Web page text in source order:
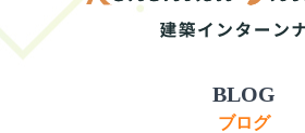
BLOG
ブログ